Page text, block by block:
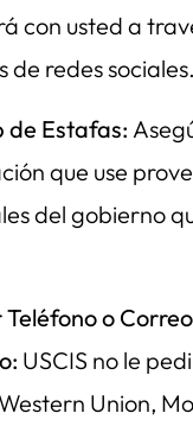
con usted a
de redes sociales.
de Estafas:
que use
del gobierno
Teléfono o Correo
USCIS no le
Union,